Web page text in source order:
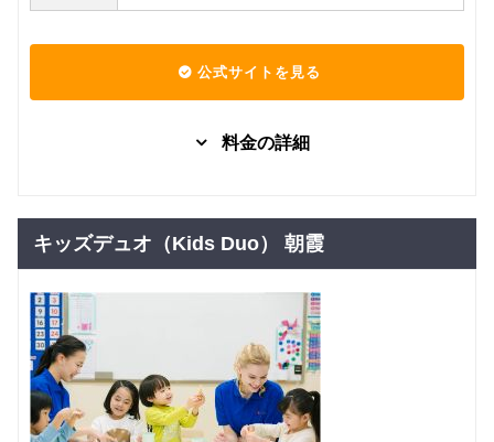
公式サイトを見る
料金の詳細
歳（年
少・年
中・年
人講師ス
タンダー
ド
グループレッスン 子供向け
7,260円(税込) / 月
回数：4 / 1セッション50分
小学１・
２年生
（日本人
講師スタ
グループレッスン 子供向け
7,260円(税込) / 月
キッズデュオ（Kids Duo） 朝霞